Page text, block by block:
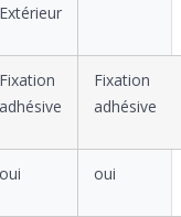
Extérieur
Fixation
adhésive
Fixation
adhésive
oui oui